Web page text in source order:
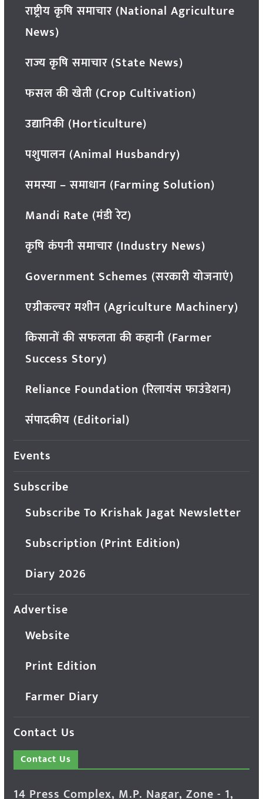
राष्ट्रीय कृषि समाचार (National Agriculture
News)
राज्य कृषि समाचार (State News)
फसल की खेती (Crop Cultivation)
उद्यानिकी (Horticulture)
पशुपालन (Animal Husbandry)
समस्या – समाधान (Farming Solution)
Mandi Rate (मंडी रेट)
कृषि कंपनी समाचार (Industry News)
Government Schemes (सरकारी योजनाएं)
एग्रीकल्चर मशीन (Agriculture Machinery)
किसानों की सफलता की कहानी (Farmer
Success Story)
Reliance Foundation (रिलायंस फाउंडेशन)
संपादकीय (Editorial)
Events
Subscribe
Subscribe To Krishak Jagat Newsletter
Subscription (Print Edition)
Diary 2026
Advertise
Website
Print Edition
Farmer Diary
Contact Us
Contact Us
14 Press Complex, M.P. Nagar, Zone - 1,